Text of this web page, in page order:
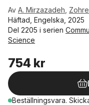
Av A. Mirzazadeh
Häftad, Engelska, 2025
Del 2205 i serien
Science
754 kr
Beställningsvara.